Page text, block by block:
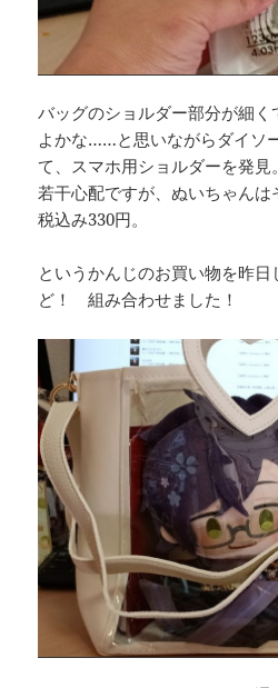
バッグのショルダー部分が細
よかな……と思いながらダイソ
て、スマホ用ショルダーを発
若干心配ですが、ぬいちゃんは
税込み330円。
というかんじのお買い物を昨
ど！ 組み合わせました！